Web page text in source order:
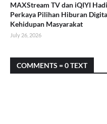
MAXStream TV dan iQIYI
Perkaya Pilihan Hiburan
Kehidupan Masyarakat
July 26, 2026
COMMENTS = 0 TEXT